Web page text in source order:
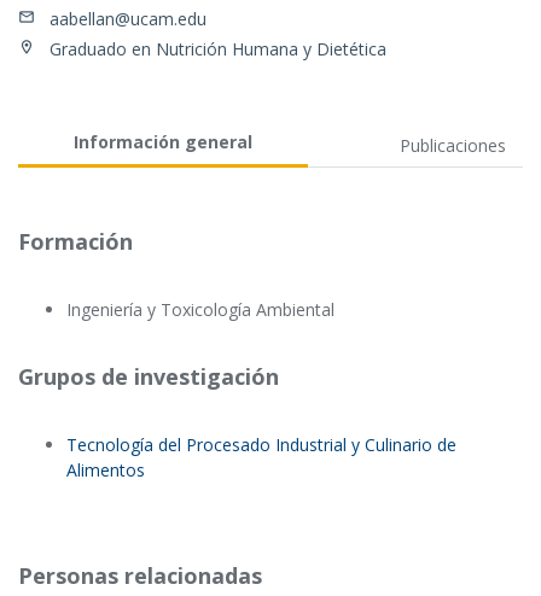
aabellan@ucam.edu
Graduado en Nutrición Humana y Dietética
Información general Publicaciones
Formación
Ingeniería y Toxicología Ambiental
Grupos de investigación
Tecnología del Procesado Industrial y Culinario de
Alimentos
Personas relacionadas